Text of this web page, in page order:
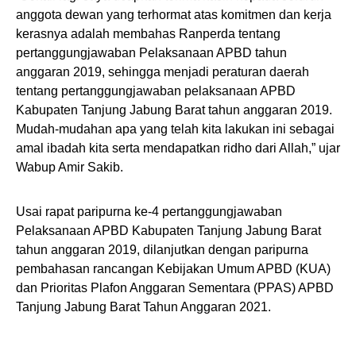
anggota dewan yang terhormat atas komitmen dan kerja
kerasnya adalah membahas Ranperda tentang
pertanggungjawaban Pelaksanaan APBD tahun
anggaran 2019, sehingga menjadi peraturan daerah
tentang pertanggungjawaban pelaksanaan APBD
Kabupaten Tanjung Jabung Barat tahun anggaran 2019.
Mudah-mudahan apa yang telah kita lakukan ini sebagai
amal ibadah kita serta mendapatkan ridho dari Allah,” ujar
Wabup Amir Sakib.
Usai rapat paripurna ke-4 pertanggungjawaban
Pelaksanaan APBD Kabupaten Tanjung Jabung Barat
tahun anggaran 2019, dilanjutkan dengan paripurna
pembahasan rancangan Kebijakan Umum APBD (KUA)
dan Prioritas Plafon Anggaran Sementara (PPAS) APBD
Tanjung Jabung Barat Tahun Anggaran 2021.